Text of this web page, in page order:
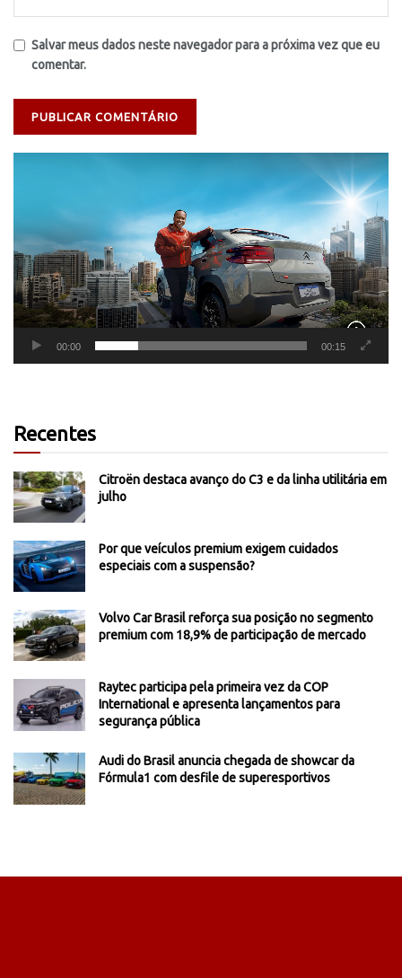
Salvar meus dados neste navegador para a próxima vez que eu
comentar.
00:00 00:15
Recentes
Citroën destaca avanço do C3 e da linha utilitária em
julho
Por que veículos premium exigem cuidados
especiais com a suspensão?
Volvo Car Brasil reforça sua posição no segmento
premium com 18,9% de participação de mercado
Raytec participa pela primeira vez da COP
International e apresenta lançamentos para
segurança pública
Audi do Brasil anuncia chegada de showcar da
Fórmula1 com desfile de superesportivos